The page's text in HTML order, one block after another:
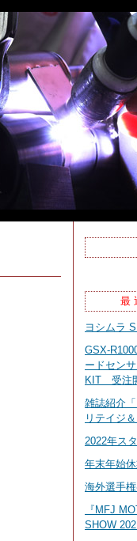
最
ヨシムラ
GSX-
ードセン
KIT 受注
雑誌紹介
リテイジ
2022年ス
年末年始休
海外選手
『MFJ
SHOW